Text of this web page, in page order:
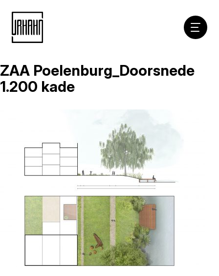
Naar
inhoud
ZAA Poelenburg_Doorsnede
1.200 kade